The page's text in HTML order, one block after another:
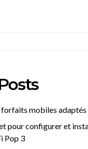
forfaits mobiles adaptés
pour configurer et
Pop 3